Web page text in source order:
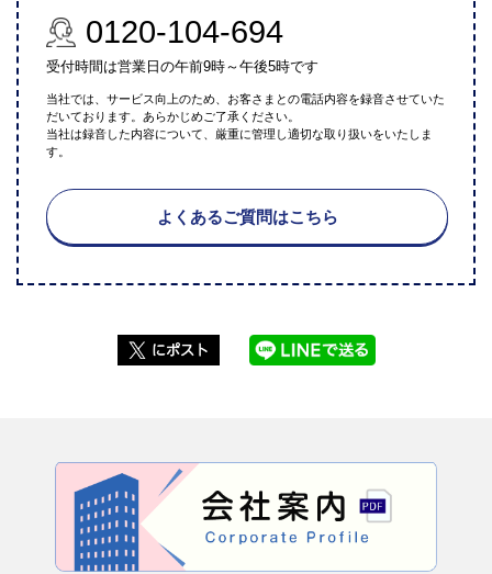
0120-104-694
受付時間は営業日の午前9時～午後5時です
当社では、サービス向上のため、お客さまとの電話内容を録音させていた
だいております。あらかじめご了承ください。
当社は録音した内容について、厳重に管理し適切な取り扱いをいたしま
す。
よくあるご質問はこちら